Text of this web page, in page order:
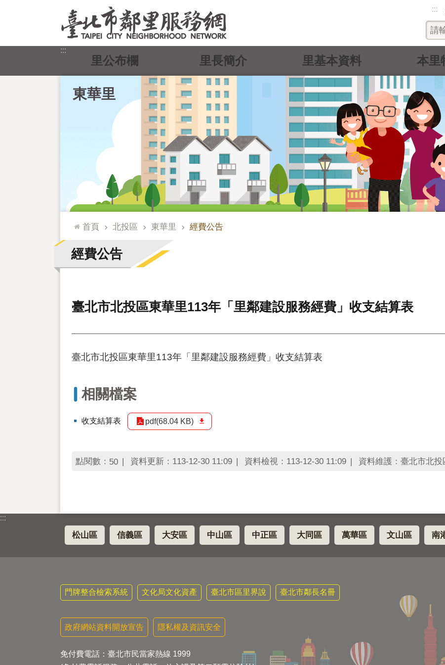
:::
:::
東華里
里公布欄 里長簡介 里基本資料 本里
::: 首頁 北投區 東華里 經費公告
經費公告
臺北市北投區東華里113年「里鄰建設服務經費」收支結算表
臺北市北投區東華里113年「里鄰建設服務經費」收支結算表
相關檔案
收支結算表 pdf(68.04 KB)
點閱數： 50 資料更新：113-12-30 11:09 資料檢視：113-12-30 11:09 資料維護：臺北市北投
:::
松山區 信義區 大安區 中山區 中正區 大同區 萬華區 文山區 南
門牌整合檢索系統 文化局文化資產 臺北市區里界說 臺北市鄰長名冊
政府網站資料開放宣告 隱私權及資訊安全
免付費電話：臺北市民當家熱線 1999